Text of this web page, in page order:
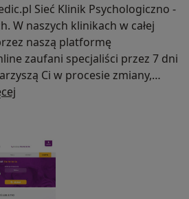
Sieć Klinik Psychologiczno -
W naszych klinikach w całej
naszą platformę
zaufani specjaliści przez 7 dni
Ci w procesie zmiany,
leczenia trudności